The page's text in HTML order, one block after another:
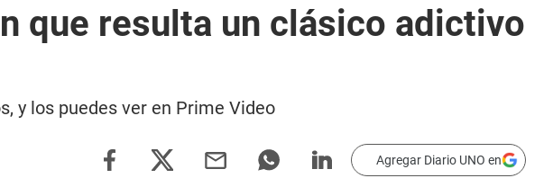
que resulta un clásico adictivo
y los puedes ver en Prime Video
Agregar Diario UNO en